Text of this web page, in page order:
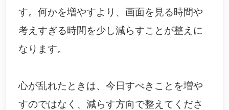
す。何かを増やすより、画面を見る時間や
考えすぎる時間を少し減らすことが整えに
なります。
心が乱れたときは、今日すべきことを増や
すのではなく、減らす方向で整えてくださ